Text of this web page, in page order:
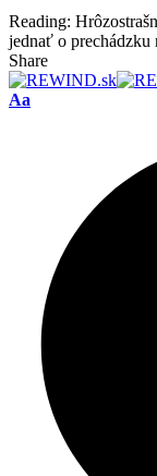
Reading:
jednať o prechádzku
Share
Font
Aa